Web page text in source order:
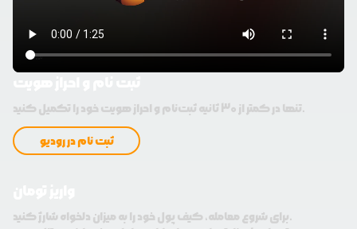
تنها در کمتر از 30 ثانیه ثبت‌نام و احراز هویت خود را تکمیل کنید.
ثبت نام در رودیو
برای شروع معامله، کیف پول خود را به میزان دلخواه شارژ کنید.